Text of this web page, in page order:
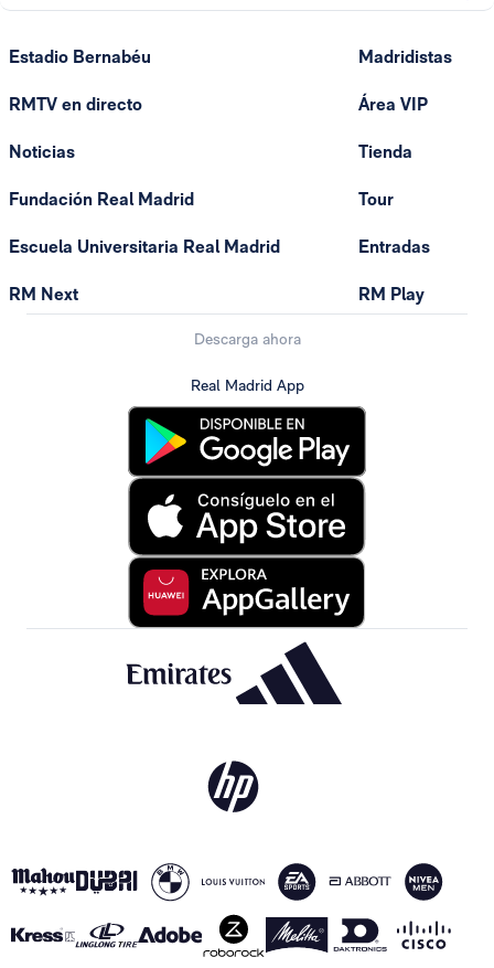
Estadio Bernabéu
RMTV en directo
Noticias
Fundación Real Madrid
Escuela Universitaria Real Madrid
RM Next
Madridistas
Área VIP
Tienda
Tour
Entradas
RM Play
Descarga ahora
Real Madrid App